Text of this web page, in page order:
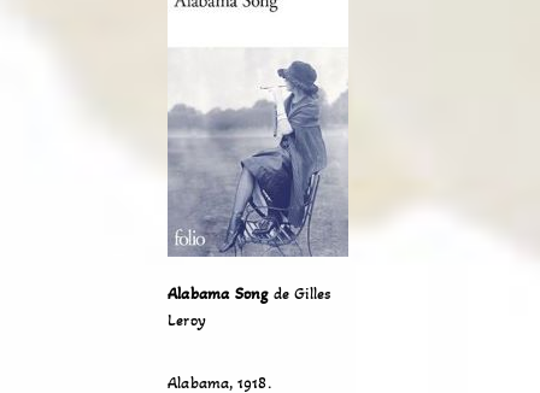
Alabama Songde Gilles
Leroy
Alabama, 1918.